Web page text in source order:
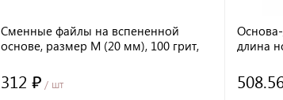
Сменные файлы на вспененной
основе, размер М (20 мм), 100 грит,
312 ₽ / шт
длина